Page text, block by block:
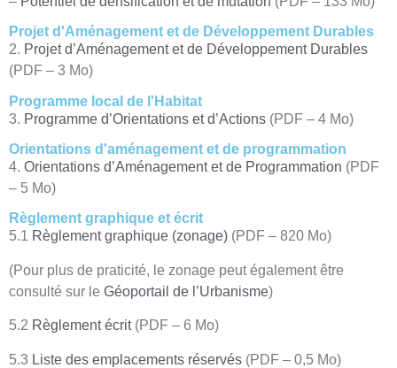
Projet d'Aménagement et de Développement Durables
2. Projet d’Aménagement et de Développement Durables
(PDF – 3 Mo)
Programme local de l'Habitat
3. Programme d’Orientations et d’Actions (PDF – 4 Mo)
Orientations d'aménagement et de programmation
4. Orientations d’Aménagement et de Programmation (PDF
– 5 Mo)
Règlement graphique et écrit
5.1 Règlement graphique (zonage) (PDF – 820 Mo)
(Pour plus de praticité, le zonage peut également être
consulté sur le Géoportail de l’Urbanisme)
5.2 Règlement écrit(PDF – 6 Mo)
5.3 Liste des emplacements réservés (PDF – 0,5 Mo)